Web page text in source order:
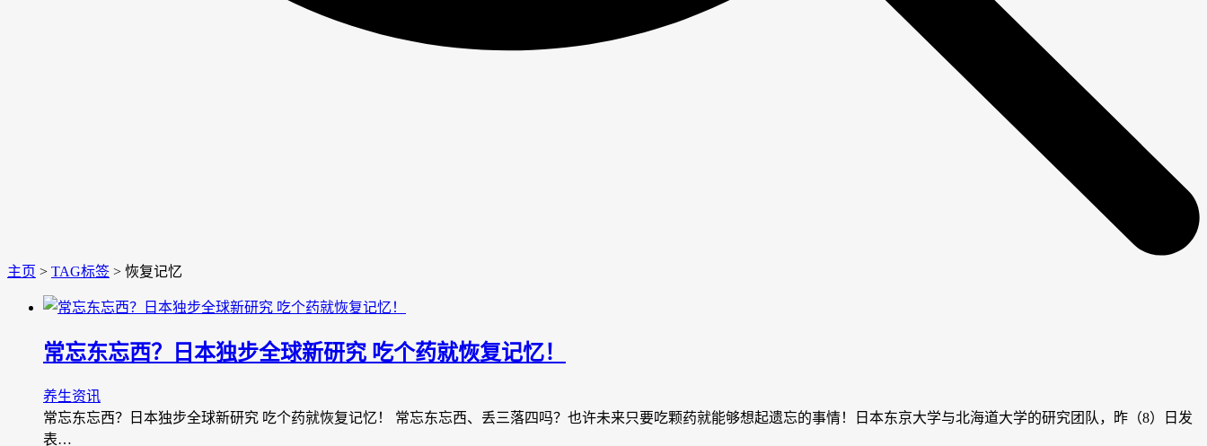
主页 > TAG标签 > 恢复记忆
常忘东忘西？日本独步全球新研究 吃个药就恢复记忆！
养生资讯
常忘东忘西？日本独步全球新研究 吃个药就恢复记忆！ 常忘东忘西、丢三落四吗？也许未来只要吃颗药就能够想起遗忘的事情！日本东京大学与北海道大学的研究团队，昨（8）日发
表…